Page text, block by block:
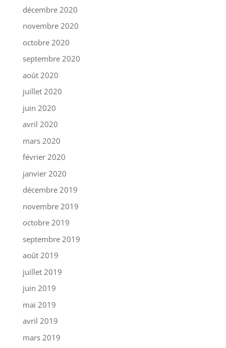
décembre 2020
novembre 2020
octobre 2020
septembre 2020
août 2020
juillet 2020
juin 2020
avril 2020
mars 2020
février 2020
janvier 2020
décembre 2019
novembre 2019
octobre 2019
septembre 2019
août 2019
juillet 2019
juin 2019
mai 2019
avril 2019
mars 2019